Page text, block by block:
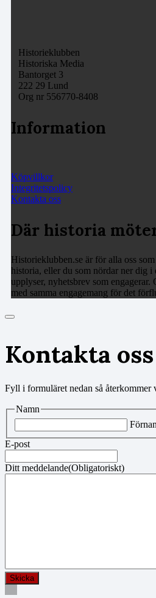
Historieklubben
Historiska Media
Bantorget 3
222 29 Lund
Org nr 556770-8408
Information
Köpvillkor
Integritetspolicy
Kontakta oss
Där historia
Historieklubben.se är för alla oss
historia, eller du som nördar ner dig
upplyser, nyhetsbrev som
med samma engagemang för det
Kontakta oss
Fyll i formuläret nedan så återkommer
Namn
E-post
Ditt meddelande(Obligatoriskt)
Skicka